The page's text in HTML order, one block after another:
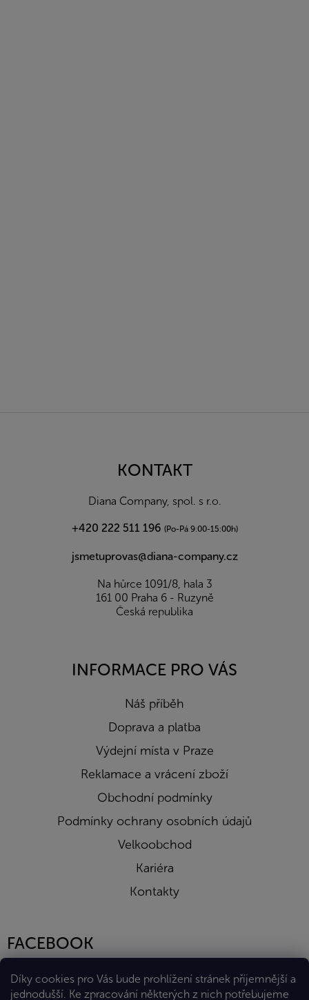
Díky cookies pro Vás bude prohlížení stránek příjemnější a
jednodušší. Ke zpracování některých z nich potřebujeme
KONTAKT
Diana Company, spol. s r.o.
+420 222 511 196 (Po-Pá 9:00-15:00h)
jsmetuprovas@diana-company.cz
Na hůrce 1091/8, hala 3
161 00 Praha 6 - Ruzyně
Česká republika
INFORMACE PRO VÁS
Náš příběh
Doprava a platba
Výdejní místa v Praze
Reklamace a vrácení zboží
Obchodní podmínky
Podmínky ochrany osobních údajů
Velkoobchod
Kariéra
Kontakty
FACEBOOK